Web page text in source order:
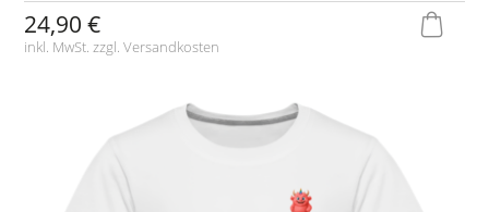
24,90 €
inkl. MwSt. zzgl.Versandkosten